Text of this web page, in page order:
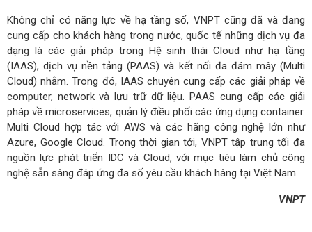
Không chỉ có năng lực về hạ tầng số, VNPT cũng đã và đang
cung cấp cho khách hàng trong nước, quốc tế những dịch vụ đa
dạng là các giải pháp trong Hệ sinh thái Cloud như hạ tầng
(IAAS), dịch vụ nền tảng (PAAS) và kết nối đa đám mây (Multi
Cloud) nhằm. Trong đó, IAAS chuyên cung cấp các giải pháp về
computer, network và lưu trữ dữ liệu. PAAS cung cấp các giải
pháp về microservices, quản lý điều phối các ứng dụng container.
Multi Cloud hợp tác với AWS và các hãng công nghệ lớn như
Azure, Google Cloud. Trong thời gian tới, VNPT tập trung tối đa
nguồn lực phát triển IDC và Cloud, với mục tiêu làm chủ công
nghệ sẵn sàng đáp ứng đa số yêu cầu khách hàng tại Việt Nam.
VNPT